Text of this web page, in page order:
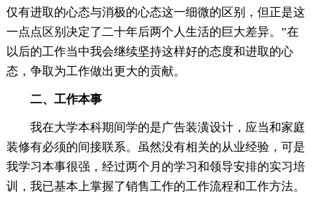
仅有进取的心态与消极的心态这一细微的区别，但正是这
一点点区别决定了二十年后两个人生活的巨大差异。”在
以后的工作当中我会继续坚持这样好的态度和进取的心
态，争取为工作做出更大的贡献。
二、工作本事
我在大学本科期间学的是广告装潢设计，应当和家庭
装修有必须的间接联系。虽然没有相关的从业经验，可是
我学习本事很强，经过两个月的学习和领导安排的实习培
训，我已基本上掌握了销售工作的工作流程和工作方法。